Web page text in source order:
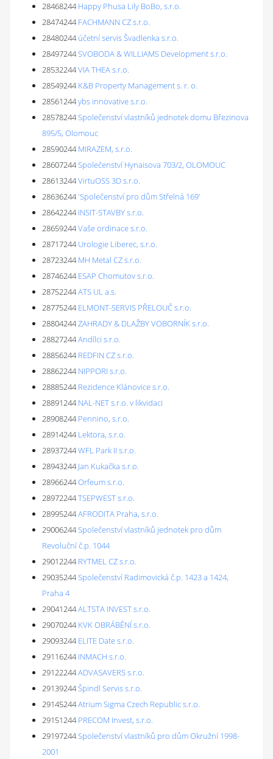
28468244 Happy Phusa Lily BoBo, s.r.o.
28474244 FACHMANN CZ s.r.o.
28480244 účetní servis Švadlenka s.r.o.
28497244SVOBODA & WILLIAMS Development s.r.o.
28532244VIA THEA s.r.o.
28549244 K&B Property Management s. r. o.
28561244ybs innovative s.r.o.
28578244Společenství vlastníků jednotek domu Březinova
895/5, Olomouc
28590244 MIRAZEM, s.r.o.
28607244Společenství Hynaisova 703/2, OLOMOUC
28613244VirtuOSS 3D s.r.o.
28636244'Společenství pro dům Střelná 169'
28642244 INSIT-STAVBY s.r.o.
28659244Vaše ordinace s.r.o.
28717244 Urologie Liberec, s.r.o.
28723244 MH Metal CZ s.r.o.
28746244 ESAP Chomutov s.r.o.
28752244ATS UL a.s.
28775244 ELMONT-SERVIS PŘELOUČ s.r.o.
28804244ZAHRADY & DLAŽBY VOBORNÍK s.r.o.
28827244Andílci s.r.o.
28856244 REDFIN CZ s.r.o.
28862244 NIPPORI s.r.o.
28885244 Rezidence Klánovice s.r.o.
28891244 NAL-NET s.r.o. v likvidaci
28908244 Pennino, s.r.o.
28914244 Lektora, s.r.o.
28937244WFL Park II s.r.o.
28943244 Jan Kukačka s.r.o.
28966244Orfeum s.r.o.
28972244TSEPWEST s.r.o.
28995244AFRODITA Praha, s.r.o.
29006244Společenství vlastníků jednotek pro dům
Revoluční č.p. 1044
29012244 RYTMEL CZ s.r.o.
29035244Společenství Radimovická č.p. 1423 a 1424,
Praha 4
29041244ALTSTA INVEST s.r.o.
29070244 KVK OBRÁBĚNÍ s.r.o.
29093244 ELITE Date s.r.o.
29116244 INMACH s.r.o.
29122244ADVASAVERS s.r.o.
29139244Špindl Servis s.r.o.
29145244Atrium Sigma Czech Republic s.r.o.
29151244 PRECOM Invest, s.r.o.
29197244Společenství vlastníků pro dům Okružní 1998-
2001